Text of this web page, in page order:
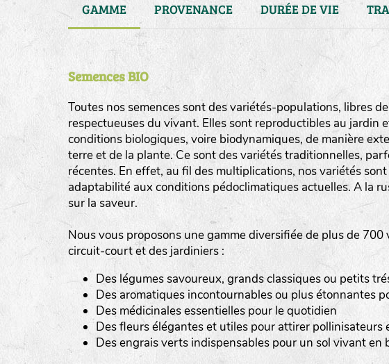
GAMME PROVENANCE DURÉE DE VIE
Semences BIO
Toutes nos semences sont des variétés-populations, libres
respectueuses du vivant. Elles sont reproductibles au jardin
conditions biologiques, voire biodynamiques, de manière
terre et de la plante. Ce sont des variétés traditionnelles,
récentes. En effet, au fil des multiplications, nos variétés
adaptabilité aux conditions pédoclimatiques actuelles. A la
sur la saveur.
Nous vous proposons une gamme diversifiée de plus de
circuit-court et des jardiniers :
Des légumes savoureux, grands classiques ou petits
Des aromatiques incontournables ou plus étonnantes
Des médicinales essentielles pour le quotidien
Des fleurs élégantes et utiles pour attirer pollinisateurs
Des engrais verts indispensables pour un sol vivant en
LA
F :
Les
E
L
A
BEL :
20 :
haies
zone sauvage
mare
tas de compost
fleurs
animaux domestiques
animaux sauvages
biodiversité cultivée